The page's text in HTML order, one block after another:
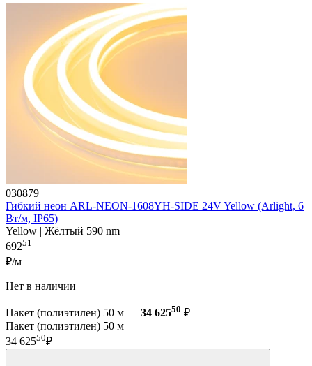
030879
Гибкий неон ARL-NEON-1608YH-SIDE 24V Yellow (Arlight, 6
Вт/м, IP65)
Yellow | Жёлтый 590 nm
69251
₽/м
Нет в наличии
Пакет (полиэтилен) 50 м — 34 62550 ₽
Пакет (полиэтилен) 50 м
34 62550₽